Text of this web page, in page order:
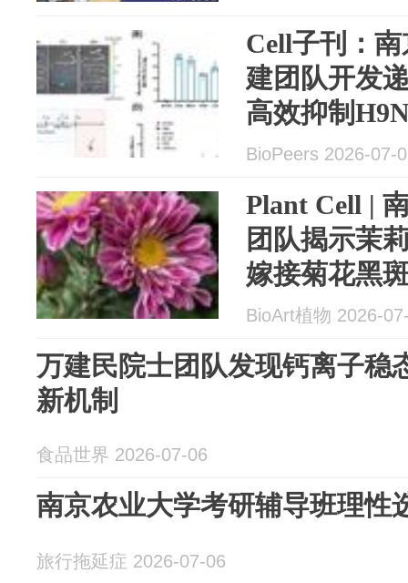
Cell子刊：
建团队开发
高效抑制
BioPeers 2026-07-
Plant Cell |
团队揭示茉
嫁接菊花黑
BioArt植物 2026-
万建民院士团队发现钙离子稳
新机制
食品世界 2026-07-06
南京农业大学考研辅导班理性
旅行拖延症 2026-07-06